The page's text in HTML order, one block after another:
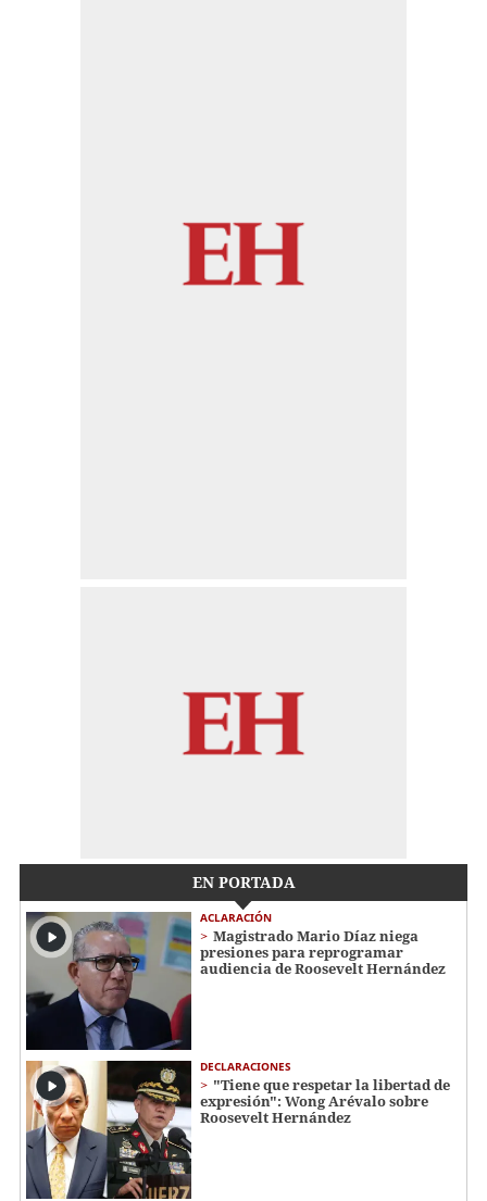
EN PORTADA
ACLARACIÓN
Magistrado Mario Díaz niega
presiones para reprogramar
audiencia de Roosevelt Hernández
DECLARACIONES
"Tiene que respetar la libertad de
expresión": Wong Arévalo sobre
Roosevelt Hernández